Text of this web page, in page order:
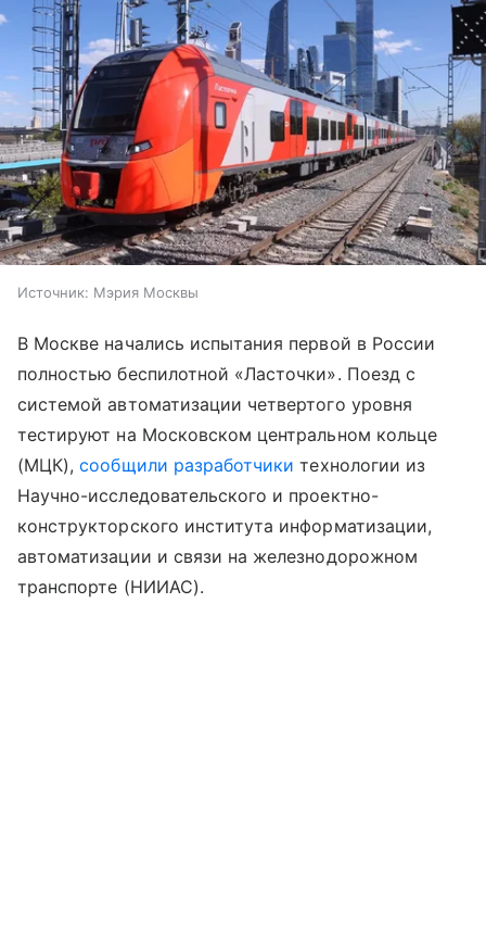
Источник: Мэрия Москвы
В Москве начались испытания первой в России
полностью беспилотной «Ласточки». Поезд с
системой автоматизации четвертого уровня
тестируют на Московском центральном кольце
(МЦК),сообщили разработчики технологии из
Научно-исследовательского и проектно-
конструкторского института информатизации,
автоматизации и связи на железнодорожном
транспорте (НИИАС).